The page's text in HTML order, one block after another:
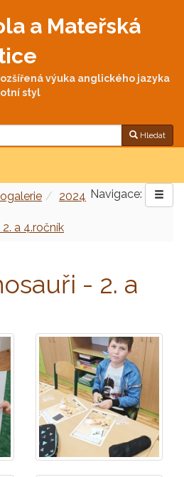
a Mateřská
výuka anglického jazyka
styl
Hledat
Navigace:
2024
a 4.ročník
- 2. a